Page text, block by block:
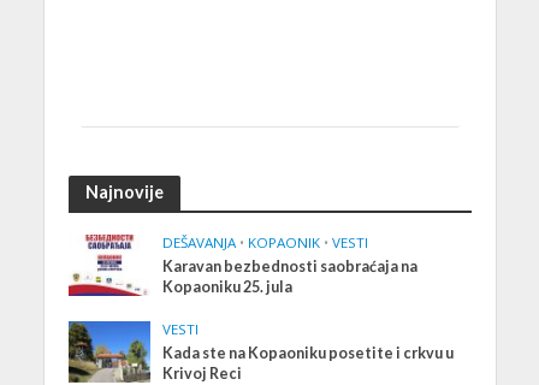
Najnovije
DEŠAVANJA • KOPAONIK • VESTI
Karavan bezbednosti saobraćaja na
Kopaoniku 25. jula
VESTI
Kada ste na Kopaoniku posetite i crkvu u
Krivoj Reci